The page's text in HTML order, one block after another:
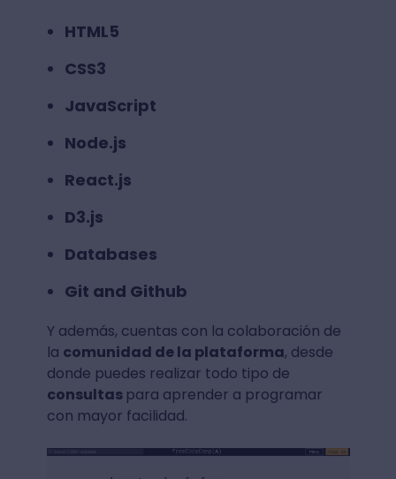
HTML5
CSS3
JavaScript
Node.js
React.js
D3.js
Databases
Git and Github
Y además, cuentas con la colaboración de
la comunidad de la plataforma, desde
donde puedes realizar todo tipo de
consultas para aprender a programar
con mayor facilidad.